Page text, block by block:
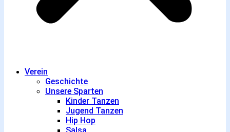
Verein
Geschichte
Unsere Sparten
Kinder Tanzen
Jugend Tanzen
Hip Hop